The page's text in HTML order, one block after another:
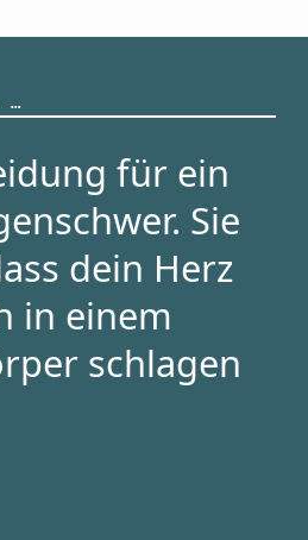
…
für ein
Sie
dein Herz
in einem
schlagen